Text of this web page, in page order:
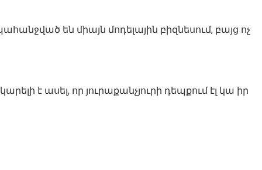
են միայն մոդելային բիզնեսում, բայց ոչ
է ասել, որ յուրաքանչյուրի դեպքում էլ կա իր